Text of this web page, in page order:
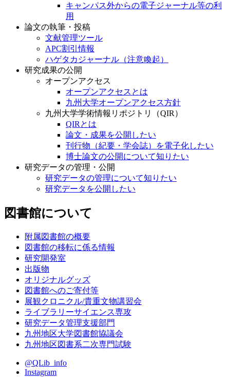
キャンパス外からの電子ジャーナル等の利
用
論文の執筆・投稿
文献管理ツール
APC割引情報
ハゲタカジャーナル（注意喚起）
研究成果の公開
オープンアクセス
オープンアクセスとは
九州大学オープンアクセス方針
九州大学学術情報リポジトリ（QIR）
QIRとは
論文・成果を公開したい
刊行物（紀要・学会誌）を電子化したい
博士論文の公開について知りたい
研究データの管理・公開
研究データの管理について知りたい
研究データを公開したい
図書館について
附属図書館の概要
図書館の移転に係る情報
研究開発室
出版物
オリジナルグッズ
図書館へのご寄付等
展観クロニクル/貴重文物講習会
ライブラリーサイエンス専攻
研究データ管理支援部門
九州地区大学図書館協議会
九州地区図書系二次専門試験
@QLib_info
Instagram